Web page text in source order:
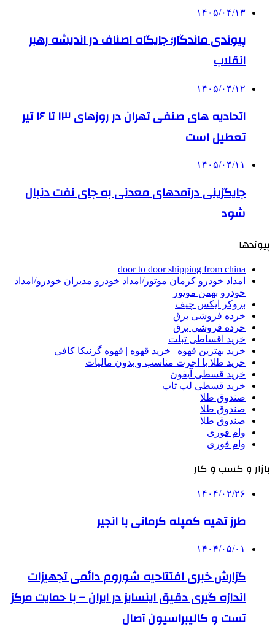
۱۴۰۵/۰۴/۱۳
پیوندی ماندگار؛ جایگاه اصناف در اندیشه رهبر
انقلاب
۱۴۰۵/۰۴/۱۲
اتحادیه های صنفی تهران در روزهای ۱۳ تا ۱۶ تیر
تعطیل است
۱۴۰۵/۰۴/۱۱
جایگزینی درآمدهای معدنی به جای نفت دنبال
شود
پیوندها
door to door shipping from china
امداد خودرو کرمان موتور/امداد خودرو مدیران خودرو/امداد
خودرو بهمن موتور
بروکر ایکس چیف
خرده فروشی برق
خرده فروشی برق
خرید اقساطی تبلت
خرید بهترین قهوه | خرید قهوه | قهوه گرنیکا کافی
خرید طلا با اجرت مناسب و بدون مالیات
خرید قسطی آیفون
خرید قسطی لپ تاپ
صندوق طلا
صندوق طلا
صندوق طلا
وام فوری
وام فوری
بازار و کسب و کار
۱۴۰۴/۰۲/۲۶
طرز تهیه کمپله کرمانی با انجیر
۱۴۰۴/۰۵/۰۱
گزارش خبری افتتاحیه شوروم دائمی تجهیزات
اندازه گیری دقیق اینسایز در ایران – با حمایت مرکز
تست و کالیبراسیون آصال